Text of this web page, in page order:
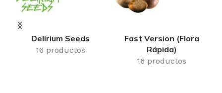
Delirium Seeds
16 productos
Fast Version (Flora
Rápida)
16 productos